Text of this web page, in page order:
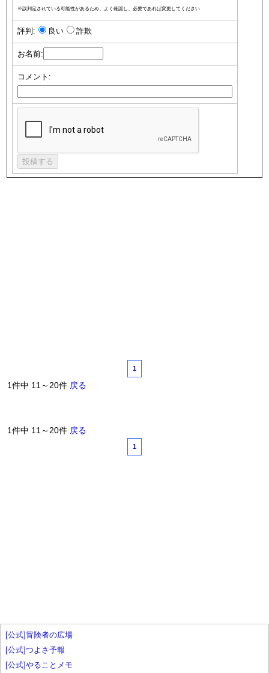
※誤判定されている可能性があるため、よく確認し、必要であれば変更してください
評判: 良い 詐欺
お名前:
コメント:
1
1件中 11～20件 戻る
1件中 11～20件 戻る
1
[公式]冒険者の広場
[公式]つよさ予報
[公式]やることメモ